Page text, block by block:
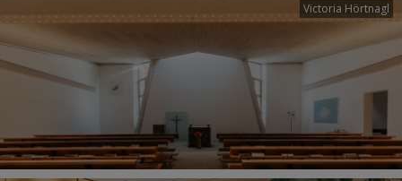
Victoria Hörtnagl